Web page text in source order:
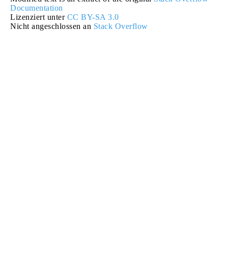
Documentation
Lizenziert unter CC BY-SA 3.0
Nicht angeschlossen an Stack Overflow